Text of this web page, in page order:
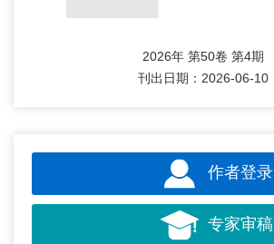
2026年 第50卷 第4期
刊出日期：2026-06-10
作者登录
专家审稿